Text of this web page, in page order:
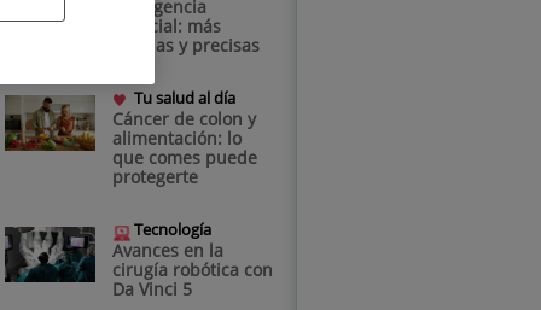
inteligencia
artificial: más
rápidas y precisas
Tu salud al día
Cáncer de colon y
alimentación: lo
que comes puede
protegerte
Tecnología
Avances en la
cirugía robótica con
Da Vinci 5